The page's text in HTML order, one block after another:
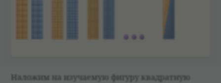
Наложим на изу­ча­емую фигуру квад­рат­ную